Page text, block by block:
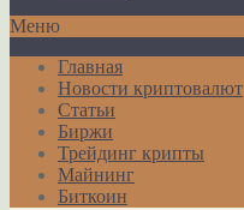
Меню
Главная
Новости криптовалют
Статьи
Биржи
Трейдинг крипты
Майнинг
Биткоин